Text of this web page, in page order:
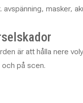
masker,
är att hålla nere
på scen.